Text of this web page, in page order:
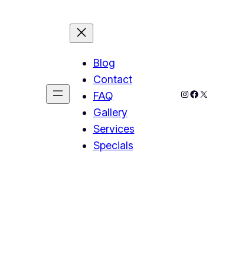
Blog
Contact
FAQ
Gallery
Services
Specials
Instagram
X